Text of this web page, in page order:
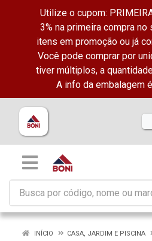
Utilize o cupom:
3% na primeira compra no
itens em promoção ou já
Você pode comprar por
tiver múltiplos, a
A info da embalagem
INÍCIO
CASA, JARDIM E PISCINA